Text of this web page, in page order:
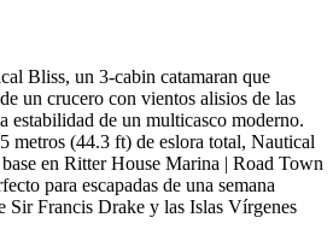
Bliss, un 3-cabin catamaran que
un crucero con vientos alisios de las
de un multicasco moderno.
metros (44.3 ft) de eslora total, Nautical
en Ritter House Marina | Road Town
para escapadas de una semana
Sir Francis Drake y las Islas Vírgenes